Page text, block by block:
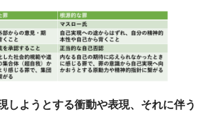
しようとする衝動や表現、それに伴う